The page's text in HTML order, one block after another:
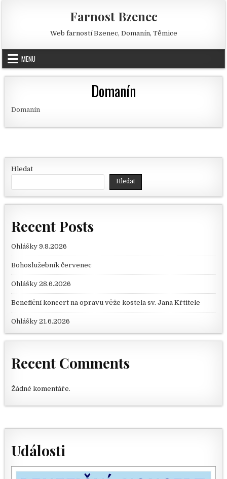
Farnost Bzenec
Web farností Bzenec, Domanín, Těmice
MENU
Domanín
Domanín
Hledat
Hledat
Recent Posts
Ohlášky 9.8.2026
Bohoslužebník červenec
Ohlášky 28.6.2026
Benefiční koncert na opravu věže kostela sv. Jana Křtitele
Ohlášky 21.6.2026
Recent Comments
Žádné komentáře.
Události